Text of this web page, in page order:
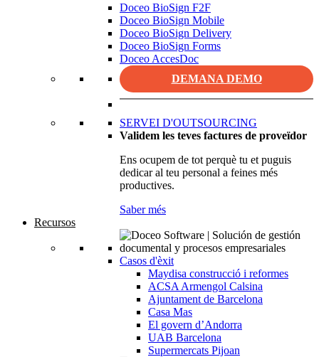
Doceo BioSign F2F
Doceo BioSign Mobile
Doceo BioSign Delivery
Doceo BioSign Forms
Doceo AccesDoc
DEMANA DEMO
SERVEI D'OUTSOURCING
Validem les teves factures de proveïdor
Ens ocupem de tot perquè tu et puguis
dedicar al teu personal a feines més
productives.
Saber més
Recursos
Casos d'èxit
Maydisa construcció i reformes
ACSA Armengol Calsina
Ajuntament de Barcelona
Casa Mas
El govern d’Andorra
UAB Barcelona
Supermercats Pijoan